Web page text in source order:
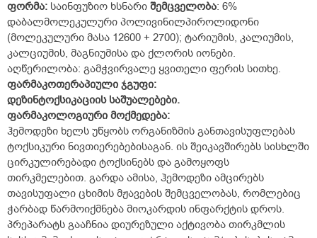
ფორმა: საინფუზიო ხსნარი შემცველობა: 6%
დაბალმოლეკულური პოლივინილპიროლიდონი
(მოლეკულური მასა 12600 + 2700); ტარიუმის, კალიუმის,
კალციუმის, მაგნიუმისა და ქლორის იონები.
აღწერილობა: გამჭვირვალე ყვითელი ფერის სითხე.
ფარმაკოთერაპიული ჯგუფი:
დეზინტოქსიკაციის საშუალებები.
ფარმაკოლოგიური მოქმედება:
ჰემოდეზი ხელს უწყობს ორგანიზმის განთავისუფლებას
ტოქსიკური ნივთიერებებისაგან. ის შეიკავშირებს სისხლში
ცირკულირებადი ტოქსინებს და გამოყოფს
თირკმელებით. გარდა ამისა, ჰემოდეზი ამცირებს
თავისუფალი ცხიმის მჟავების შემცველობას, რომლებიც
ჭარბად წარმოიქმნება მიოკარდის ინფარქტის დროს.
პრეპარატს გააჩნია დიურეზული აქტივობა თირკმლის